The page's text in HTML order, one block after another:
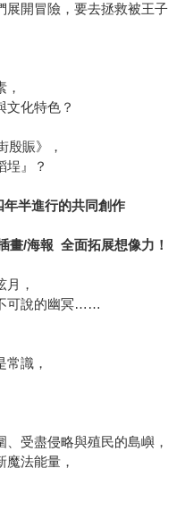
展開冒險，要去拯救被王子
文化特色？
殷賑》，
埕』？
半進行的共同創作
畫/海報 全面拓展想像力！
，
可說的幽冥……
識，
受盡侵略與殖民的島嶼，
法能量，